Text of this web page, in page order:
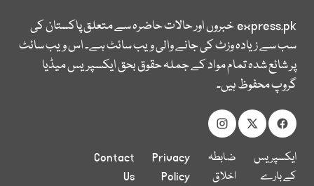
express.pkخبروں اور حالات حاضرہ سے متعلق پاکستان کی
سب سے زیادہ وزٹ کی جانے والی ویب سائٹ ہے۔ اس ویب سائٹ
پر شائع شدہ تمام مواد کے جملہ حقوق بحق ایکسپریس میڈیا
گروپ محفوظ ہیں۔
ایکسپریس
کے بارے
ضابطہ
اخلاق
Privacy
Policy
Contact
Us